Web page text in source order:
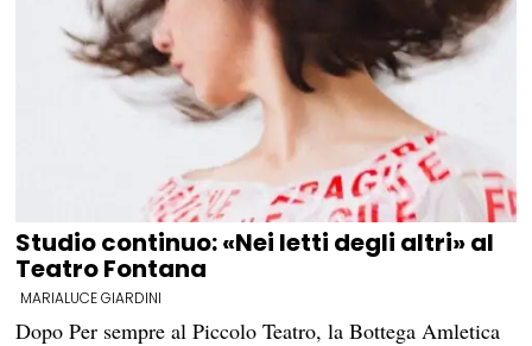
Studio continuo: «Nei letti degli altri» al
Teatro Fontana
MARIALUCE GIARDINI
Dopo Per sempre al Piccolo Teatro, la Bottega Amletica